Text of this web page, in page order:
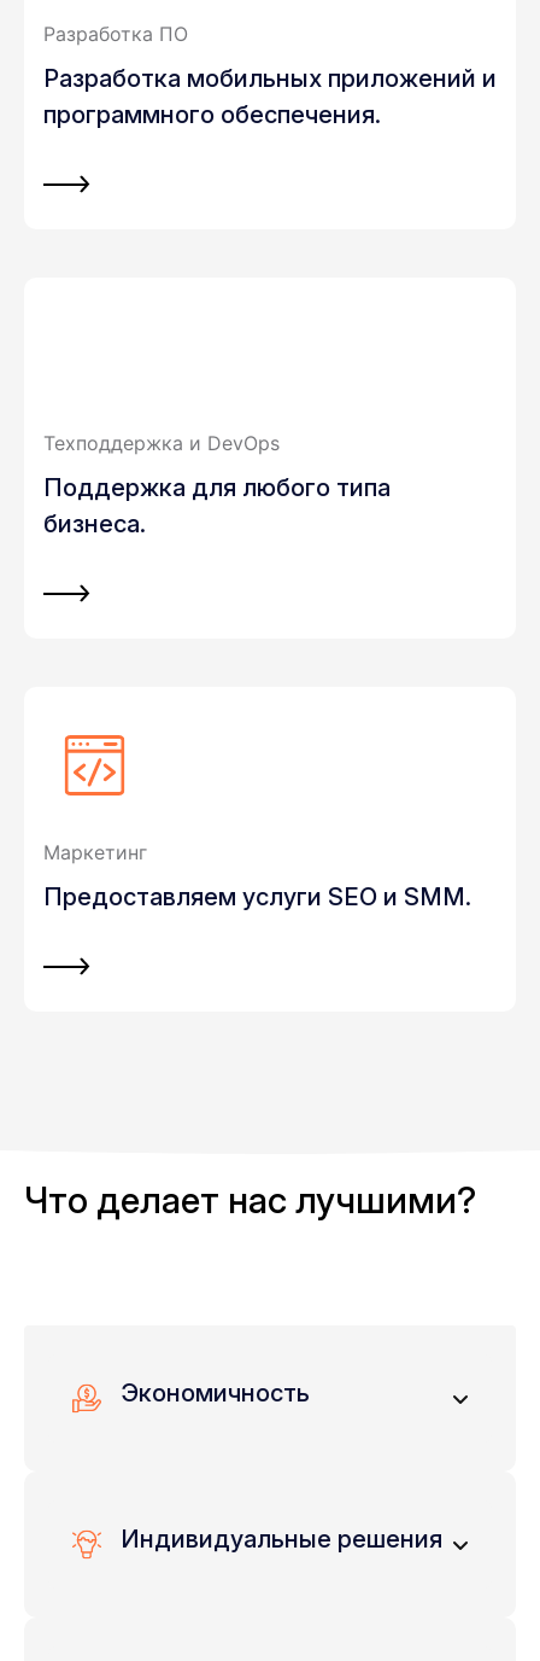
Разработка ПО
Разработка мобильных приложений и
программного обеспечения.
Техподдержка и DevOps
Поддержка для любого типа
бизнеса.
Маркетинг
Предоставляем услуги SEO и SMM.
Что делает нас лучшими?
Экономичность
- предложить вам лучшую ценность за
ваши инвестиции.
Индивидуальные решения